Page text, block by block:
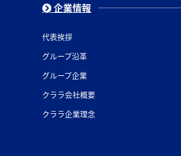
企業情報
代表挨拶
グループ沿革
グループ企業
クララ会社概要
クララ企業理念